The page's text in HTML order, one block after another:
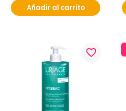
Añadir al carrito
favorite_border